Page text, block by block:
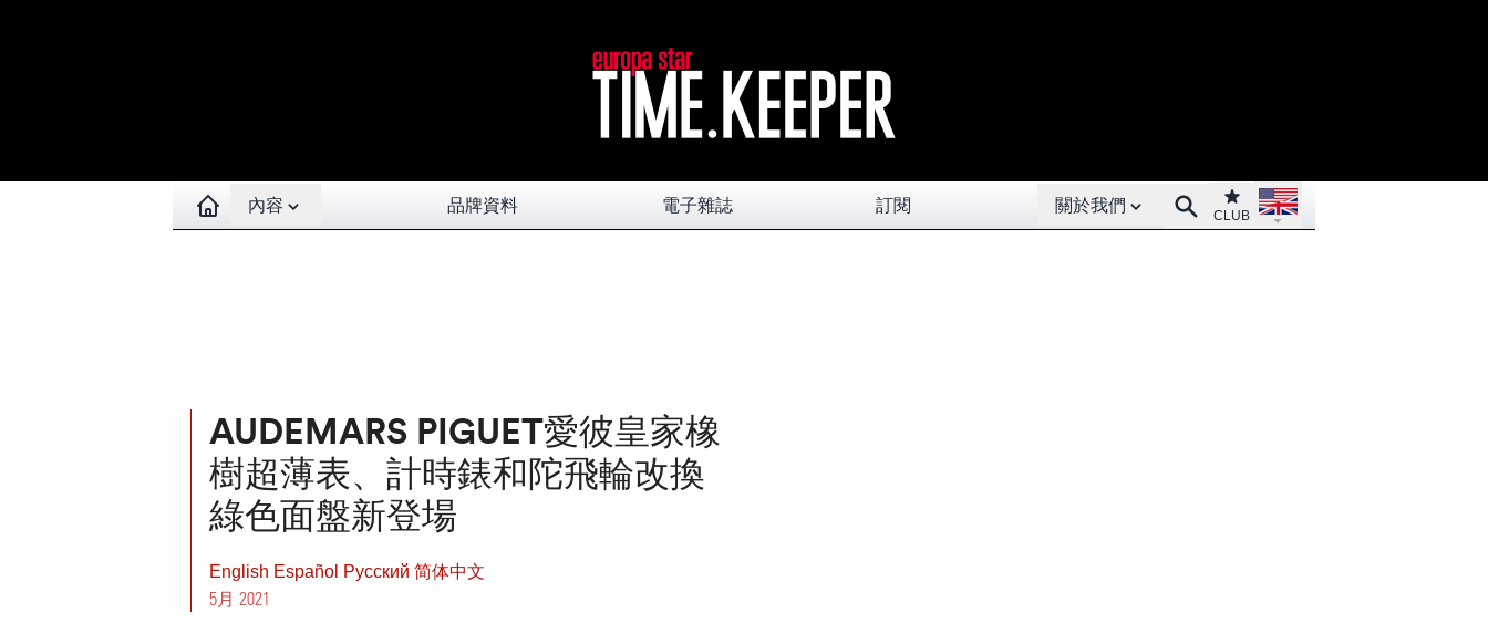
Open contents menu
內容 品牌資料 電子雜誌 訂閱
Open About menu
關於我們 SearchClub
CLUB
Open language menu
AUDEMARS PIGUET愛彼皇家橡
樹超薄表、計時錶和陀飛輪改換
綠色面盤新登場
English Español Pусский 简体中文
5月 2021